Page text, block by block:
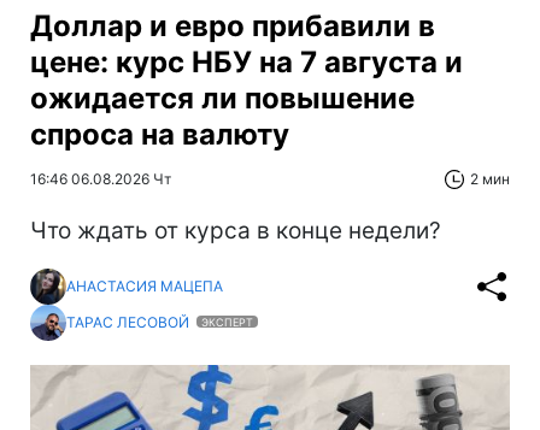
Доллар и евро прибавили в
цене: курс НБУ на 7 августа и
ожидается ли повышение
спроса на валюту
16:46 06.08.2026 Чт 2 мин
Что ждать от курса в конце недели?
АНАСТАСИЯ МАЦЕПА
ТАРАС ЛЕСОВОЙ
ЭКСПЕРТ